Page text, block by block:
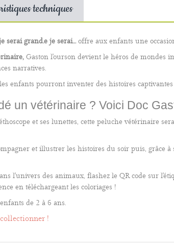
techniques
serai grand.e je serai…offre aux enfants une
Gaston l'ourson devient le héros de mondes
narratives.
enfants pourront inventer des histoires
un vétérinaire ? Voici Doc
et ses lunettes, cette peluche vétérinaire
et illustrer les histoires du soir puis, grâce
l'univers des animaux, flashez le QR code sur
en téléchargeant les coloriages !
de 2 à 6 ans.
!